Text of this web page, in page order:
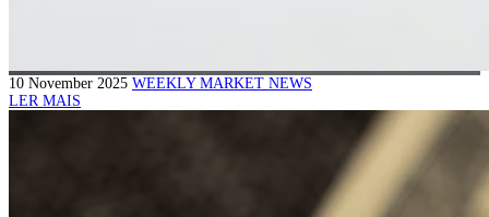
10 November 2025 WEEKLY MARKET NEWS
LER MAIS